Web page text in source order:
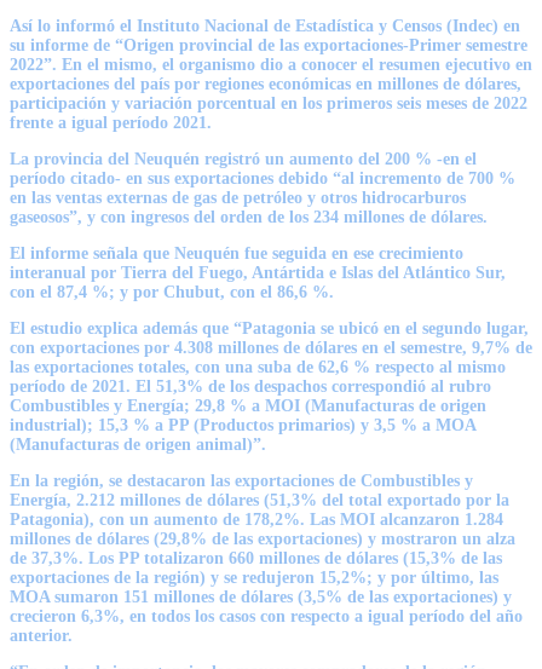
Así lo informó el Instituto Nacional de Estadística y Censos (Indec) en
su informe de “Origen provincial de las exportaciones-Primer semestre
2022”. En el mismo, el organismo dio a conocer el resumen ejecutivo en
exportaciones del país por regiones económicas en millones de dólares,
participación y variación porcentual en los primeros seis meses de 2022
frente a igual período 2021.
La provincia del Neuquén registró un aumento del 200 % -en el
período citado- en sus exportaciones debido “al incremento de 700 %
en las ventas externas de gas de petróleo y otros hidrocarburos
gaseosos”, y con ingresos del orden de los 234 millones de dólares.
El informe señala que Neuquén fue seguida en ese crecimiento
interanual por Tierra del Fuego, Antártida e Islas del Atlántico Sur,
con el 87,4 %; y por Chubut, con el 86,6 %.
El estudio explica además que “Patagonia se ubicó en el segundo lugar,
con exportaciones por 4.308 millones de dólares en el semestre, 9,7% de
las exportaciones totales, con una suba de 62,6 % respecto al mismo
período de 2021. El 51,3% de los despachos correspondió al rubro
Combustibles y Energía; 29,8 % a MOI (Manufacturas de origen
industrial); 15,3 % a PP (Productos primarios) y 3,5 % a MOA
(Manufacturas de origen animal)”.
En la región, se destacaron las exportaciones de Combustibles y
Energía, 2.212 millones de dólares (51,3% del total exportado por la
Patagonia), con un aumento de 178,2%. Las MOI alcanzaron 1.284
millones de dólares (29,8% de las exportaciones) y mostraron un alza
de 37,3%. Los PP totalizaron 660 millones de dólares (15,3% de las
exportaciones de la región) y se redujeron 15,2%; y por último, las
MOA sumaron 151 millones de dólares (3,5% de las exportaciones) y
crecieron 6,3%, en todos los casos con respecto a igual período del año
anterior.